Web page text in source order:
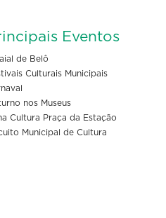
Eventos
de Belô
Culturais Municipais
nos Museus
Cultura Praça da Estação
Municipal de Cultura